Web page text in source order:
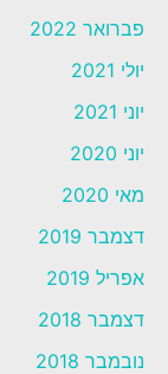
פברואר 2022
יולי 2021
יוני 2021
יוני 2020
מאי 2020
דצמבר 2019
אפריל 2019
דצמבר 2018
נובמבר 2018